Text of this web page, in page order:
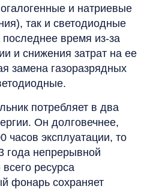
и натриевые
так и светодиодные
время из-за
и снижения затрат на ее
замена газоразрядных
потребляет в два
Он долговечнее,
часов эксплуатации, то
года непрерывной
ресурса
фонарь сохраняет